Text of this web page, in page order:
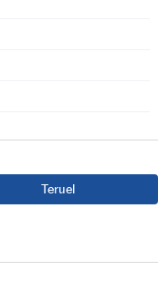
Teruel